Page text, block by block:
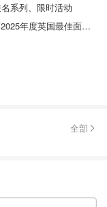
的人宁愿削减其
系列、限时活动
Gail’s爆冷夺冠🥐击败M&S和Lidl，拿下2025年度英国最佳面包店！
全部